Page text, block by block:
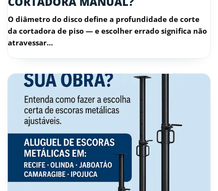
O diâmetro do disco define a profundidade de corte
da cortadora de piso — e escolher errado significa não
atravessar…